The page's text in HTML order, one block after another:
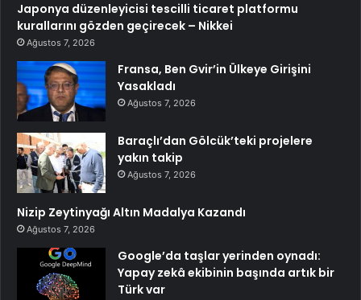
Japonya düzenleyicisi tescilli ticaret platformu
kurallarını gözden geçirecek – Nikkei
Ağustos 7, 2026
Fransa, Ben Gvir’in Ülkeye Girişini
Yasakladı
Ağustos 7, 2026
Baraçlı’dan Gölcük’teki projelere
yakın takip
Ağustos 7, 2026
Nizip Zeytinyağı Altın Madalya Kazandı
Ağustos 7, 2026
Google’da taşlar yerinden oynadı:
Yapay zekâ ekibinin başında artık bir
Türk var